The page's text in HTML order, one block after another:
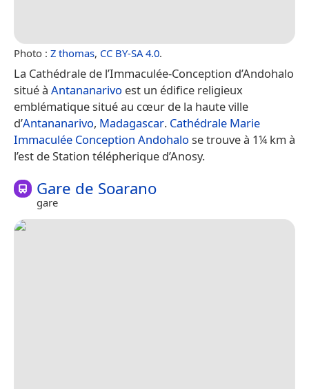
Photo : Z thomas, CC BY-SA 4.0.
La Cathédrale de l’Immaculée-Conception d’Andohalo
situé à Antananarivo est un édifice religieux
emblématique situé au cœur de la haute ville
d’Antananarivo, Madagascar. Cathédrale Marie
Immaculée Conception Andohalo se trouve à 1¼ km à
l’est de Station télépherique d’Anosy.
Gare de Soarano
gare